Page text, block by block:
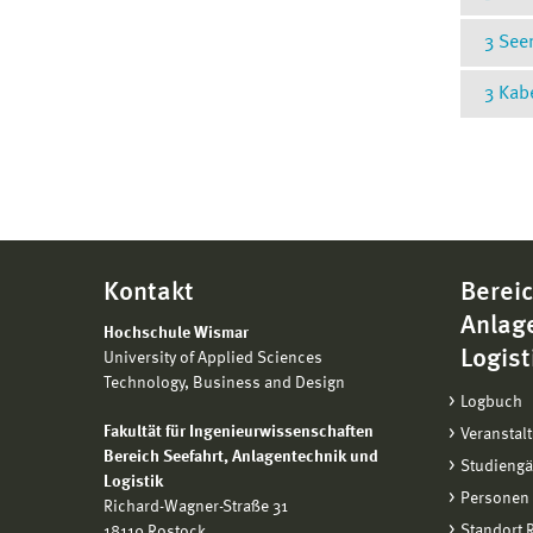
5
Start:
am
der
zum
3
3
am
3
Kontakt
Hochschule Wismar
University of Applied Sciences
Technology, Business and Design
Fakultät für Ingenieurwissenschaften
Bereich Seefahrt, Anlagentechnik und
Logistik
Richard-Wagner-Straße 31
Logbuch